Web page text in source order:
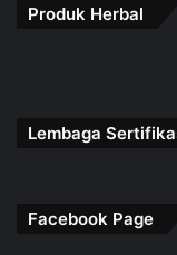
Produk Herbal
Lembaga
Facebook Page